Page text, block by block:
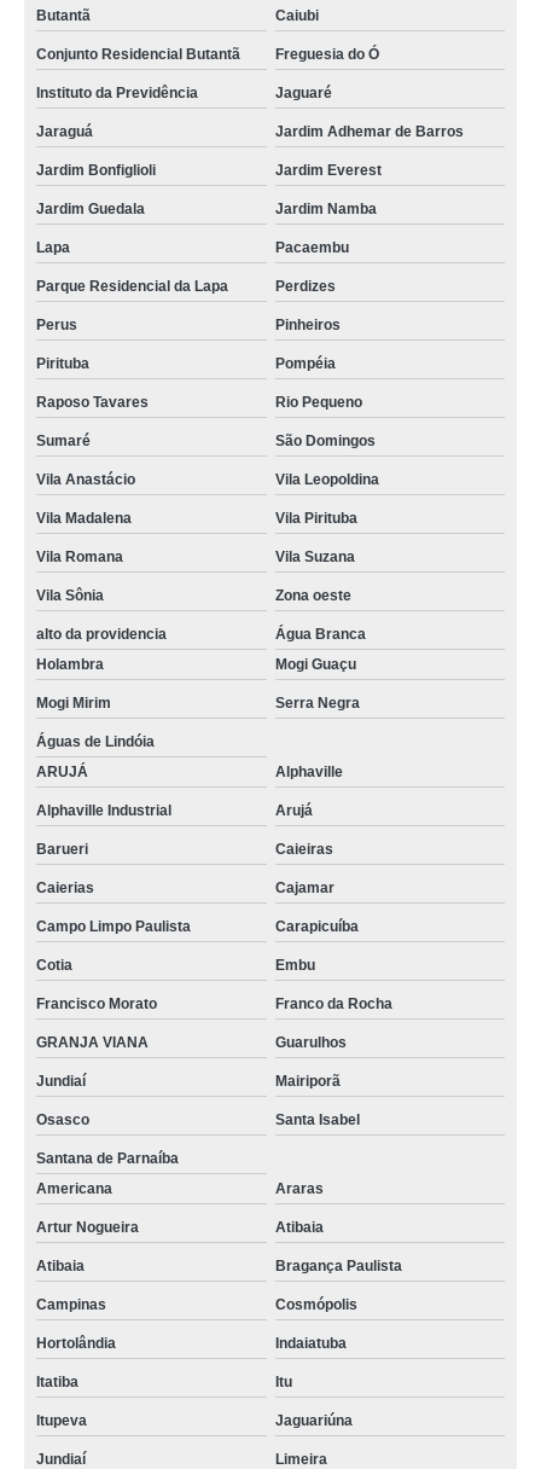
Butantã Caiubi
Conjunto Residencial Butantã Freguesia do Ó
Instituto da Previdência Jaguaré
Jaraguá Jardim Adhemar de Barros
Jardim Bonfiglioli Jardim Everest
Jardim Guedala Jardim Namba
Lapa Pacaembu
Parque Residencial da Lapa Perdizes
Perus Pinheiros
Pirituba Pompéia
Raposo Tavares Rio Pequeno
Sumaré São Domingos
Vila Anastácio Vila Leopoldina
Vila Madalena Vila Pirituba
Vila Romana Vila Suzana
Vila Sônia Zona oeste
alto da providencia
Água Branca
Holambra
Mogi Guaçu
Mogi Mirim Serra Negra
Águas de Lindóia
ARUJÁ
Alphaville
Alphaville Industrial Arujá
Barueri Caieiras
Caierias Cajamar
Campo Limpo Paulista Carapicuíba
Cotia Embu
Francisco Morato Franco da Rocha
GRANJA VIANA Guarulhos
Jundiaí Mairiporã
Osasco Santa Isabel
Santana de Parnaíba
Americana
Araras
Artur Nogueira Atibaia
Atibaia Bragança Paulista
Campinas Cosmópolis
Hortolândia Indaiatuba
Itatiba Itu
Itupeva Jaguariúna
Jundiaí Limeira